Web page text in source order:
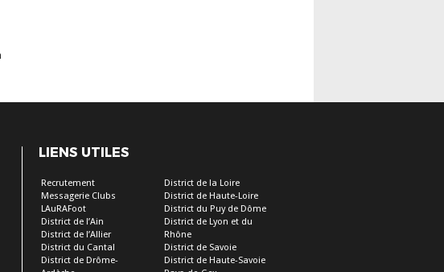
LIENS UTILES
Recrutement
Messagerie Clubs
LAuRAFoot
District de l’Ain
District de l’Allier
District du Cantal
District de Drôme-
District de la Loire
District de Haute-Loire
District du Puy de Dôme
District de Lyon et du
Rhône
District de Savoie
District de Haute-Savoie